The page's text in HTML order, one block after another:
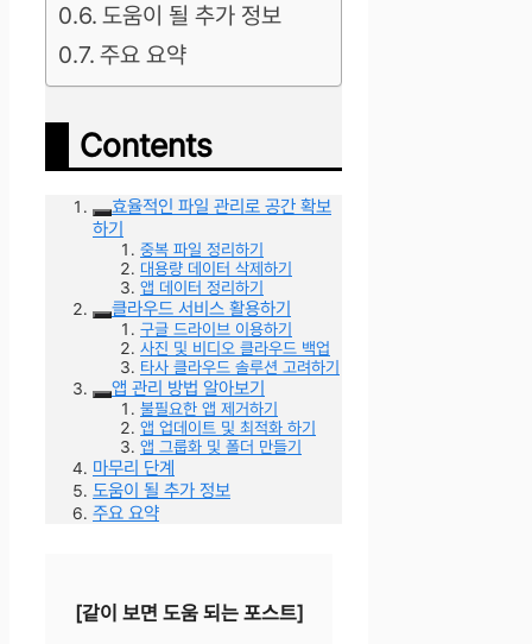
도움이 될 추가 정보
주요 요약
Contents
효율적인 파일 관리로 공간 확보
하기
중복 파일 정리하기
대용량 데이터 삭제하기
앱 데이터 정리하기
클라우드 서비스 활용하기
구글 드라이브 이용하기
사진 및 비디오 클라우드 백업
타사 클라우드 솔루션 고려하기
앱 관리 방법 알아보기
불필요한 앱 제거하기
앱 업데이트 및 최적화 하기
앱 그룹화 및 폴더 만들기
마무리 단계
도움이 될 추가 정보
주요 요약
[같이 보면 도움 되는 포스트]